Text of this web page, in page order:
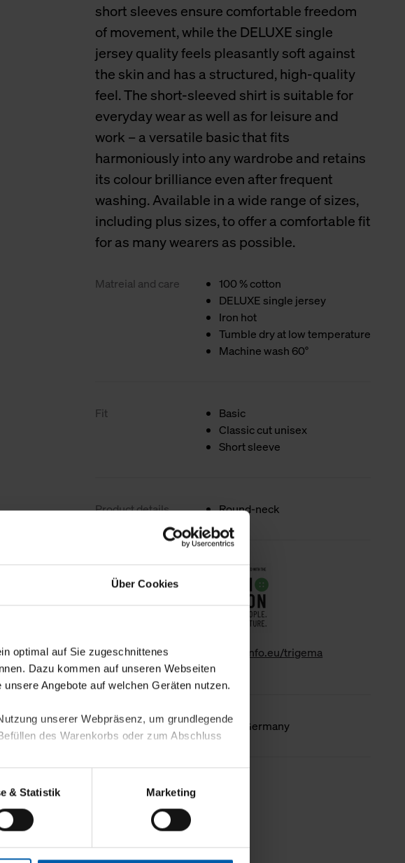
Über Cookies
optimal auf Sie zugeschnittenes
Dazu kommen auf unseren Webseiten
Angebote auf welchen Geräten nutzen.
unserer Webpräsenz, um grundlegende
des Warenkorbs oder zum Abschluss
Ihres Nutzerverhaltens und Ihres Profils
unserer Webpräsenz speichern wir
an Dritte wie etwa unsere
& Statistik Marketing
short sleeves ensure comfortable freedom
of movement, while the DELUXE single
jersey quality feels pleasantly soft against
the skin and has a structured, high-quality
feel. The short-sleeved shirt is suitable for
everyday wear as well as for leisure and
work – a versatile basic that fits
harmoniously into any wardrobe and retains
its colour brilliance even after frequent
washing. Available in a wide range of sizes,
including plus sizes, to offer a comfortable fit
for as many wearers as possible.
Matreial and care
100 % cotton
DELUXE single jersey
Iron hot
Tumble dry at low temperature
Machine wash 60°
Fit
Basic
Classic cut unisex
Short sleeve
Product details Round-neck
www.gk-info.eu/trigema
Country of origin Made in Germany
less information